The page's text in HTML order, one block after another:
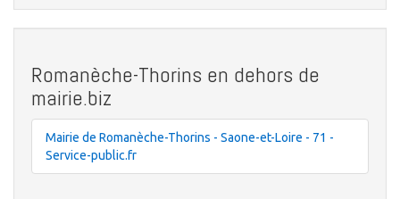
Romanèche-Thorins en dehors de
mairie.biz
Mairie de Romanèche-Thorins - Saone-et-Loire - 71 -
Service-public.fr